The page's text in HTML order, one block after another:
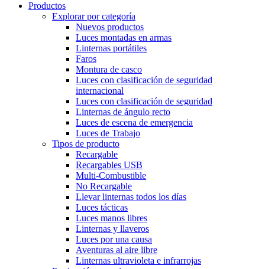
Productos
Explorar por categoría
Nuevos productos
Luces montadas en armas
Linternas portátiles
Faros
Montura de casco
Luces con clasificación de seguridad
internacional
Luces con clasificación de seguridad
Linternas de ángulo recto
Luces de escena de emergencia
Luces de Trabajo
Tipos de producto
Recargable
Recargables USB
Multi-Combustible
No Recargable
Llevar linternas todos los días
Luces tácticas
Luces manos libres
Linternas y llaveros
Luces por una causa
Aventuras al aire libre
Linternas ultravioleta e infrarrojas